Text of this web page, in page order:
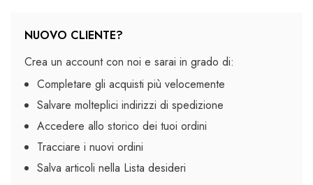
NUOVO CLIENTE?
Crea un account con noi e sarai in grado di:
Completare gli acquisti più velocemente
Salvare molteplici indirizzi di spedizione
Accedere allo storico dei tuoi ordini
Tracciare i nuovi ordini
Salva articoli nella Lista desideri